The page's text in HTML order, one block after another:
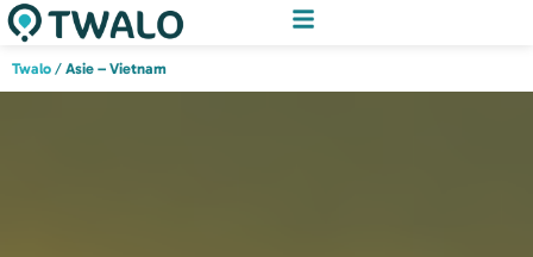
Twalo / Asie – Vietnam